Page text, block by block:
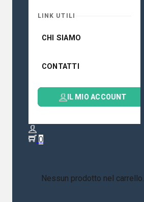
LINK UTILI
CHI SIAMO
CONTATTI
IL MIO ACCOUNT
0
Nessun prodotto nel carrello.